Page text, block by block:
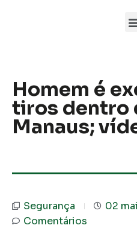
Homem é
tiros dentro
Manaus;
Segurança
02
Comentários